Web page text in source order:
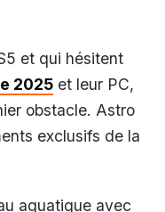
et qui hésitent
2025 et leur PC,
obstacle. Astro
exclusifs de la
aquatique avec